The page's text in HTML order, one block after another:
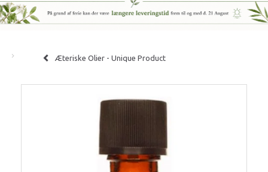
Æteriske Olier - Unique Product